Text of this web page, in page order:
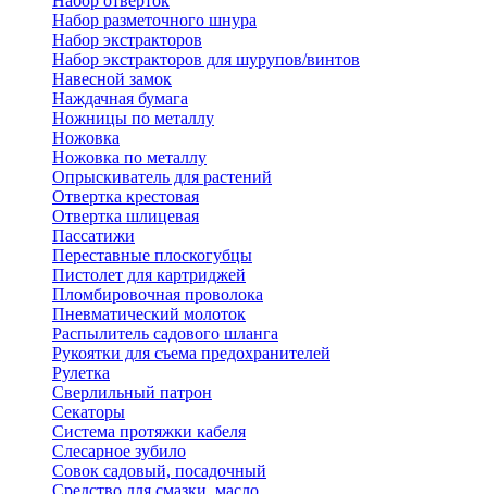
Набор разметочного шнура
Набор экстракторов
Набор экстракторов для шурупов/винтов
Навесной замок
Наждачная бумага
Ножницы по металлу
Ножовка
Ножовка по металлу
Опрыскиватель для растений
Отвертка крестовая
Отвертка шлицевая
Пассатижи
Переставные плоскогубцы
Пистолет для картриджей
Пломбировочная проволока
Пневматический молоток
Распылитель садового шланга
Рукоятки для съема предохранителей
Рулетка
Сверлильный патрон
Секаторы
Система протяжки кабеля
Слесарное зубило
Совок садовый, посадочный
Средство для смазки, масло